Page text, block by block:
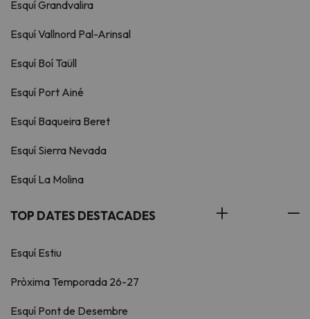
Esquí Grandvalira
Esquí Vallnord Pal-Arinsal
Esquí Boí Taüll
Esquí Port Ainé
Esquí Baqueira Beret
Esquí Sierra Nevada
Esquí La Molina
TOP DATES DESTACADES
Esquí Estiu
Pròxima Temporada 26-27
Esquí Pont de Desembre